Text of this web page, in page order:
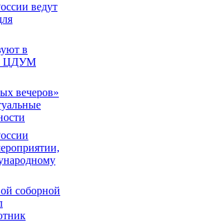
ведут
в
ЦДУМ
вечеров»
соборной